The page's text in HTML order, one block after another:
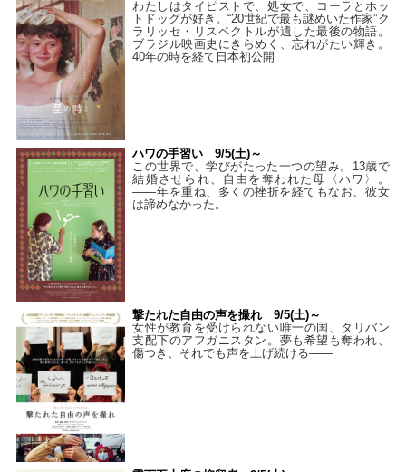
わたしはタイピストで、処⼥で、コーラとホッ
トドッグが好き。“20世紀で最も謎めいた作家”ク
ラリッセ・リスペクトルが遺した最後の物語。
ブラジル映画史にきらめく、忘れがたい輝き。
40年の時を経て⽇本初公開
ハワの手習い 9/5(土)～
この世界で、学びがたった一つの望み。13歳で
結婚させられ、自由を奪われた母〈ハワ〉。
——年を重ね、多くの挫折を経てもなお、彼女
は諦めなかった。
撃たれた自由の声を撮れ 9/5(土)～
女性が教育を受けられない唯一の国、タリバン
支配下のアフガニスタン。夢も希望も奪われ、
傷つき、それでも声を上げ続ける——